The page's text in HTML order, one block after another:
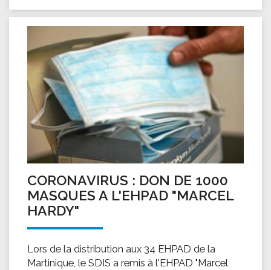
CORONAVIRUS : DON DE 1000
MASQUES A L'EHPAD "MARCEL
HARDY"
Lors de la distribution aux 34 EHPAD de la
Martinique, le SDIS a remis à l'EHPAD "Marcel